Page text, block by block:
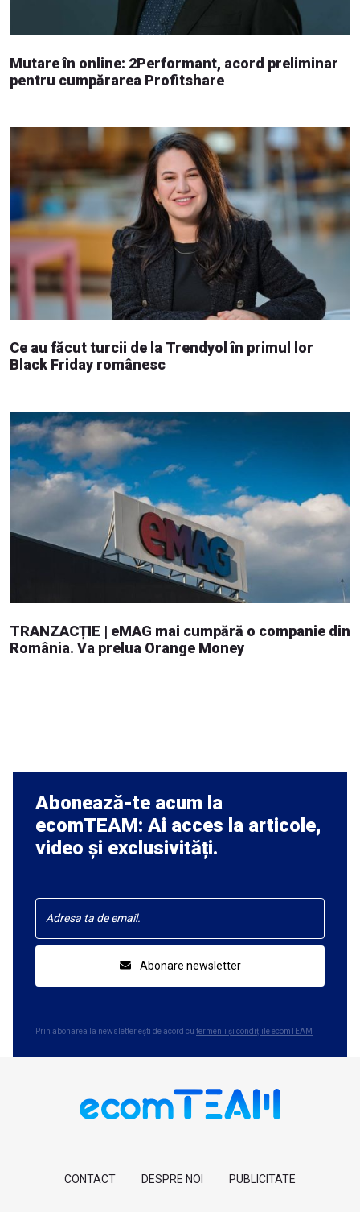
Mutare în online: 2Performant, acord preliminar
pentru cumpărarea Profitshare
Ce au făcut turcii de la Trendyol în primul lor
Black Friday românesc
TRANZACȚIE | eMAG mai cumpără o companie din
România. Va prelua Orange Money
Abonează-te acum la
ecomTEAM: Ai acces la articole,
video și exclusivități.
Abonare newsletter
Prin abonarea la newsletter ești de acord cu termenii și condițiile ecomTEAM
CONTACT DESPRE NOI PUBLICITATE